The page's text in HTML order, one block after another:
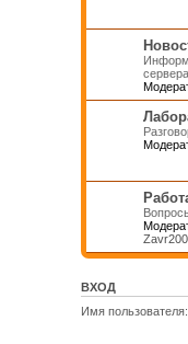
ВХОД
Имя пользователя: